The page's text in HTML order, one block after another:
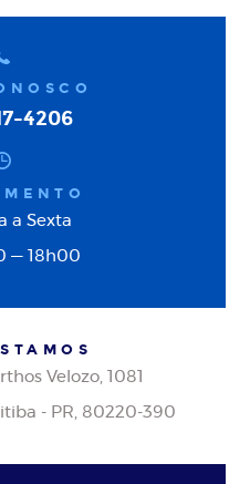
4206
a Sexta
— 18h00
Velozo, 1081
- PR, 80220-390